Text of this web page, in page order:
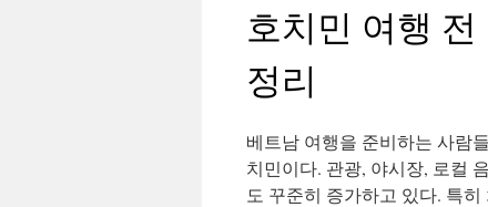
호치민 여행
정리
베트남 여행을 준비하는 사람
치민이다. 관광, 야시장, 로컬
도 꾸준히 증가하고 있다. 특